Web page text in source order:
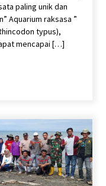
paling unik dan
Aquarium raksasa ”
typus),
mencapai […]